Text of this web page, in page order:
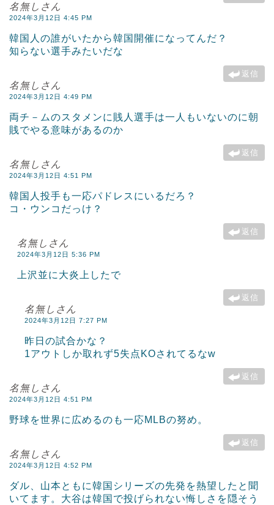
名無しさん
2024年3月12日 4:45 PM
韓国人の誰がいたから韓国開催になってんだ？
知らない選手みたいだな
返信
名無しさん
2024年3月12日 4:49 PM
両チ－ムのスタメンに賎人選手は一人もいないのに朝
賎でやる意味があるのか
返信
名無しさん
2024年3月12日 4:51 PM
韓国人投手も一応パドレスにいるだろ？
コ・ウンコだっけ？
返信
名無しさん
2024年3月12日 5:36 PM
上沢並に大炎上したで
返信
名無しさん
2024年3月12日 7:27 PM
昨日の試合かな？
1アウトしか取れず5失点KOされてるなw
返信
名無しさん
2024年3月12日 4:51 PM
野球を世界に広めるのも一応MLBの努め。
返信
名無しさん
2024年3月12日 4:52 PM
ダル、山本ともに韓国シリーズの先発を熱望したと聞
いてます。大谷は韓国で投げられない悔しさを隠そう